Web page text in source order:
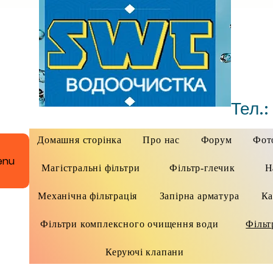
Домашня сторінка Про нас Форум
Магістральні фільтри Фільтр-глечик
Механічна фільтрація Запірна арматура
Фільтри комплексного очищення води
Керуючі клапани